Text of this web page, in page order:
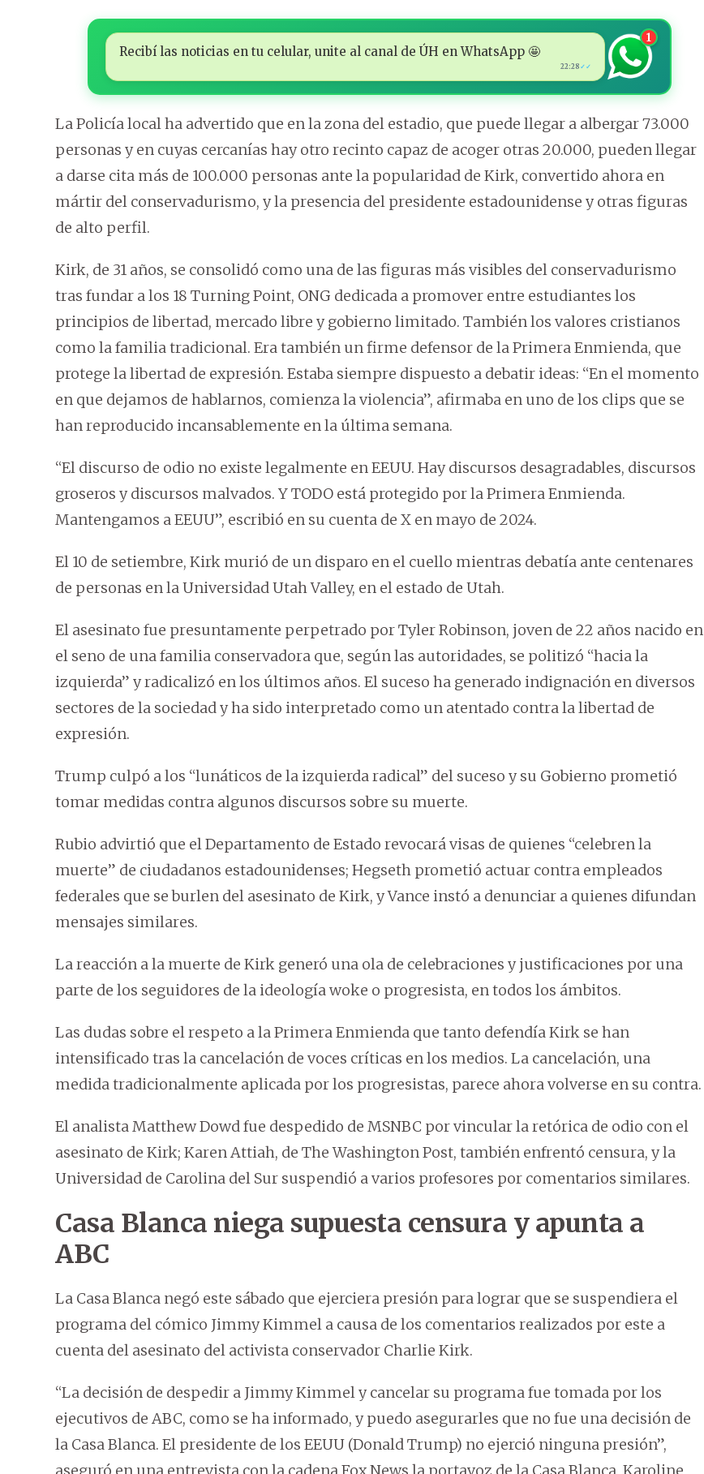
Recibí las noticias en tu celular, unite al canal de ÚH en WhatsApp 🤩
22:28 ✓✓
1
La Policía local ha advertido que en la zona del estadio, que puede llegar a albergar 73.000
personas y en cuyas cercanías hay otro recinto capaz de acoger otras 20.000, pueden llegar
a darse cita más de 100.000 personas ante la popularidad de Kirk, convertido ahora en
mártir del conservadurismo, y la presencia del presidente estadounidense y otras figuras
de alto perfil.
Kirk, de 31 años, se consolidó como una de las figuras más visibles del conservadurismo
tras fundar a los 18 Turning Point, ONG dedicada a promover entre estudiantes los
principios de libertad, mercado libre y gobierno limitado. También los valores cristianos
como la familia tradicional. Era también un firme defensor de la Primera Enmienda, que
protege la libertad de expresión. Estaba siempre dispuesto a debatir ideas: “En el momento
en que dejamos de hablarnos, comienza la violencia”, afirmaba en uno de los clips que se
han reproducido incansablemente en la última semana.
“El discurso de odio no existe legalmente en EEUU. Hay discursos desagradables, discursos
groseros y discursos malvados. Y TODO está protegido por la Primera Enmienda.
Mantengamos a EEUU”, escribió en su cuenta de X en mayo de 2024.
El 10 de setiembre, Kirk murió de un disparo en el cuello mientras debatía ante centenares
de personas en la Universidad Utah Valley, en el estado de Utah.
El asesinato fue presuntamente perpetrado por Tyler Robinson, joven de 22 años nacido en
el seno de una familia conservadora que, según las autoridades, se politizó “hacia la
izquierda” y radicalizó en los últimos años. El suceso ha generado indignación en diversos
sectores de la sociedad y ha sido interpretado como un atentado contra la libertad de
expresión.
Trump culpó a los “lunáticos de la izquierda radical” del suceso y su Gobierno prometió
tomar medidas contra algunos discursos sobre su muerte.
Rubio advirtió que el Departamento de Estado revocará visas de quienes “celebren la
muerte” de ciudadanos estadounidenses; Hegseth prometió actuar contra empleados
federales que se burlen del asesinato de Kirk, y Vance instó a denunciar a quienes difundan
mensajes similares.
La reacción a la muerte de Kirk generó una ola de celebraciones y justificaciones por una
parte de los seguidores de la ideología woke o progresista, en todos los ámbitos.
Las dudas sobre el respeto a la Primera Enmienda que tanto defendía Kirk se han
intensificado tras la cancelación de voces críticas en los medios. La cancelación, una
medida tradicionalmente aplicada por los progresistas, parece ahora volverse en su contra.
El analista Matthew Dowd fue despedido de MSNBC por vincular la retórica de odio con el
asesinato de Kirk; Karen Attiah, de The Washington Post, también enfrentó censura, y la
Universidad de Carolina del Sur suspendió a varios profesores por comentarios similares.
Casa Blanca niega supuesta censura y apunta a
ABC
La Casa Blanca negó este sábado que ejerciera presión para lograr que se suspendiera el
programa del cómico Jimmy Kimmel a causa de los comentarios realizados por este a
cuenta del asesinato del activista conservador Charlie Kirk.
“La decisión de despedir a Jimmy Kimmel y cancelar su programa fue tomada por los
ejecutivos de ABC, como se ha informado, y puedo asegurarles que no fue una decisión de
la Casa Blanca. El presidente de los EEUU (Donald Trump) no ejerció ninguna presión”,